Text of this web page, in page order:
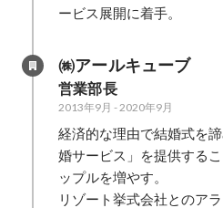
ービス展開に着手。
㈱アールキューブ
営業部長
2013年9月 -2020年9月
経済的な理由で結婚式を
婚サービス」を提供する
ップルを増やす。
リゾート挙式会社とのア